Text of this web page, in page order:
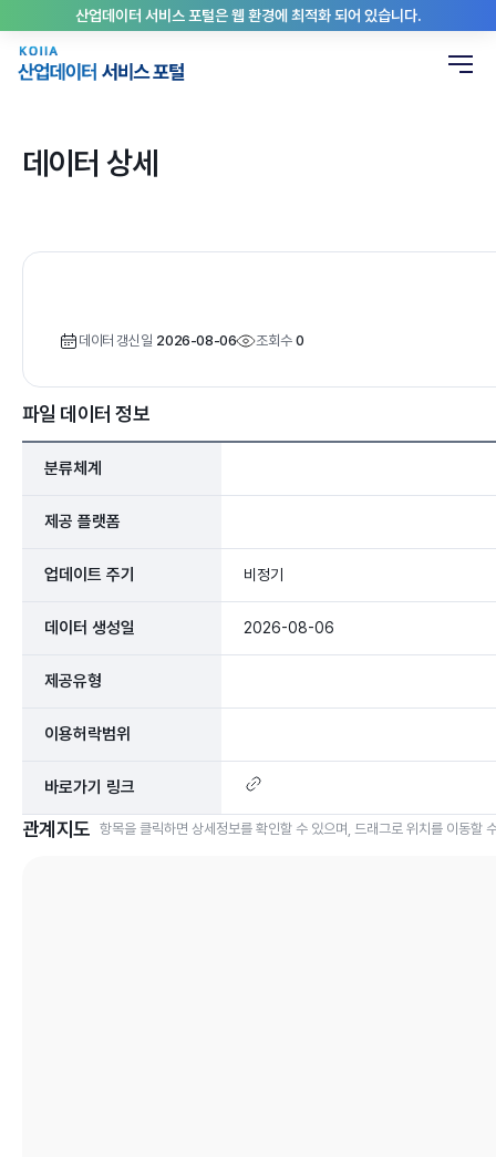
산업데이터 서비스 포털은 웹 환경에 최적화 되어 있습니다.
데이터 상세
데이터 갱신일 2026-08-06 조회수 0
파일 데이터 정보
분류체계
제공 플랫폼
업데이트 주기 비정기
데이터 생성일 2026-08-06
제공유형
이용허락범위
바로가기 링크
관계지도 항목을 클릭하면 상세정보를 확인할 수 있으며, 드래그로 위치를 이동할